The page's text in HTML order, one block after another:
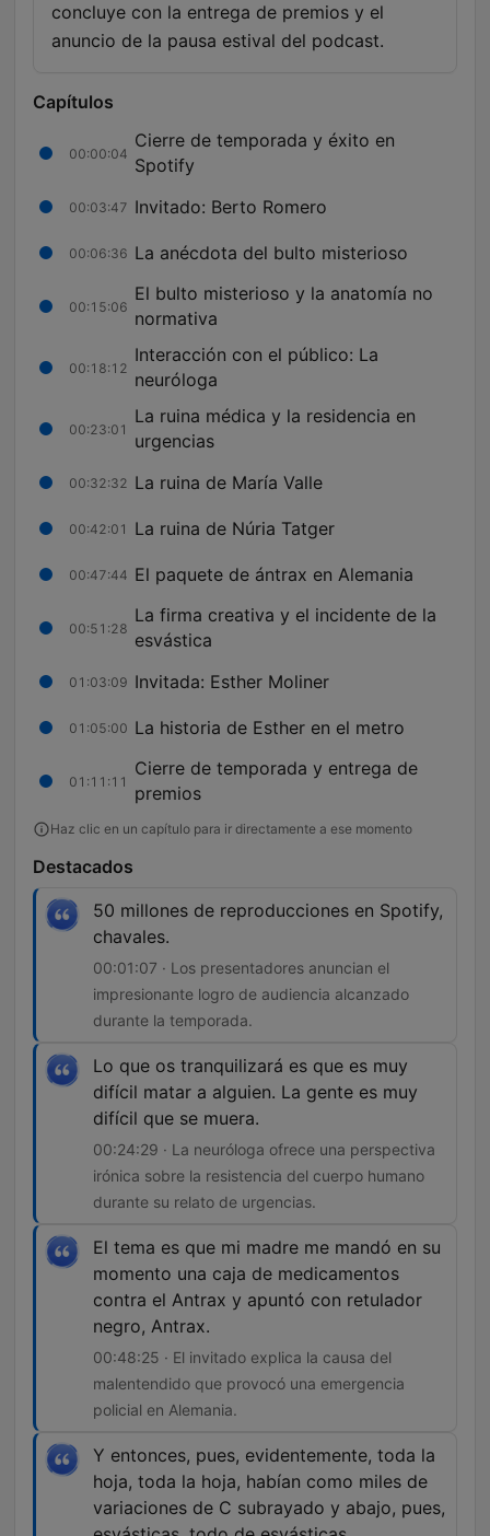
concluye con la entrega de premios y el
anuncio de la pausa estival del podcast.
Capítulos
00:00:04
Cierre de temporada y éxito en
Spotify
00:03:47 Invitado: Berto Romero
00:06:36 La anécdota del bulto misterioso
00:15:06
El bulto misterioso y la anatomía no
normativa
00:18:12
Interacción con el público: La
neuróloga
00:23:01
La ruina médica y la residencia en
urgencias
00:32:32 La ruina de María Valle
00:42:01 La ruina de Núria Tatger
00:47:44 El paquete de ántrax en Alemania
00:51:28
La firma creativa y el incidente de la
esvástica
01:03:09 Invitada: Esther Moliner
01:05:00 La historia de Esther en el metro
01:11:11
Cierre de temporada y entrega de
premios
Haz clic en un capítulo para ir directamente a ese momento
Destacados
50 millones de reproducciones en Spotify,
chavales.
00:01:07 · Los presentadores anuncian el
impresionante logro de audiencia alcanzado
durante la temporada.
Lo que os tranquilizará es que es muy
difícil matar a alguien. La gente es muy
difícil que se muera.
00:24:29 · La neuróloga ofrece una perspectiva
irónica sobre la resistencia del cuerpo humano
durante su relato de urgencias.
El tema es que mi madre me mandó en su
momento una caja de medicamentos
contra el Antrax y apuntó con retulador
negro, Antrax.
00:48:25 · El invitado explica la causa del
malentendido que provocó una emergencia
policial en Alemania.
Y entonces, pues, evidentemente, toda la
hoja, toda la hoja, habían como miles de
variaciones de C subrayado y abajo, pues,